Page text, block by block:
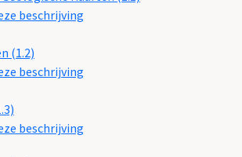
beschrijving
(1.2)
beschrijving
beschrijving